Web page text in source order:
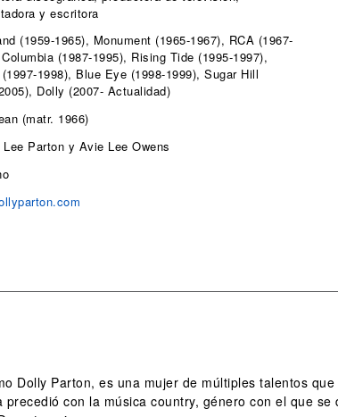
y escritora
(1959-1965), Monument (1965-1967), RCA (1967-
(1987-1995), Rising Tide (1995-1997),
1998), Blue Eye (1998-1999), Sugar Hill
Dolly (2007- Actualidad)
(matr. 1966)
Lee Parton y Avie Lee Owens
Dolly Parton, es una mujer de múltiples talentos
con la música country, género con el que